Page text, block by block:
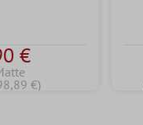
€
€)